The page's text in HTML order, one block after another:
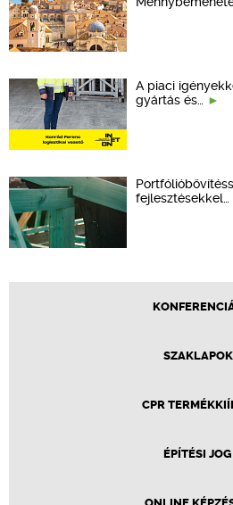
A piaci
gyártás és…
fejlesztésekkel…
SZAKLAPOK
CPR
ÉPÍTÉSI JOG
ONLINE